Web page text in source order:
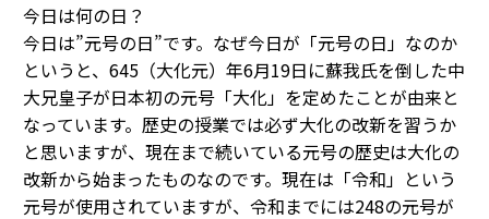
今日は何の日？
今日は”元号の日”です。なぜ今日が「元号の日」なのか
というと、645（大化元）年6月19日に蘇我氏を倒した中
大兄皇子が日本初の元号「大化」を定めたことが由来と
なっています。歴史の授業では必ず大化の改新を習うか
と思いますが、現在まで続いている元号の歴史は大化の
改新から始まったものなのです。現在は「令和」という
元号が使用されていますが、令和までには248の元号が